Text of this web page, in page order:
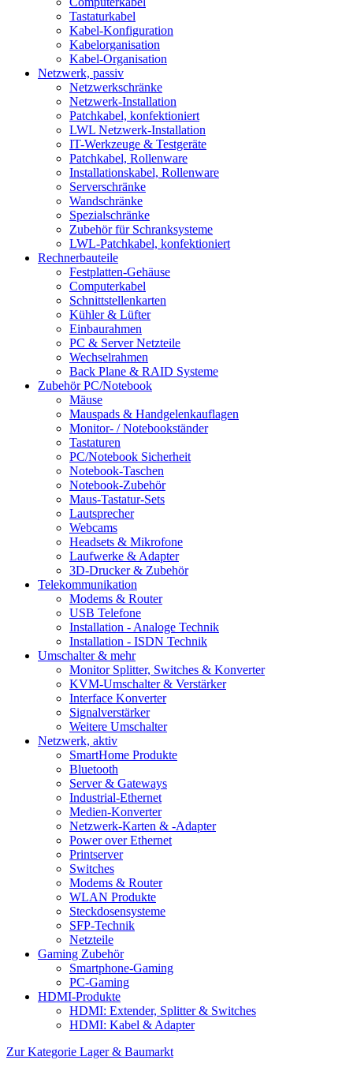
Tastaturkabel
Kabel-Konfiguration
Kabelorganisation
Kabel-Organisation
Netzwerk, passiv
Netzwerkschränke
Netzwerk-Installation
Patchkabel, konfektioniert
LWL Netzwerk-Installation
IT-Werkzeuge & Testgeräte
Patchkabel, Rollenware
Installationskabel, Rollenware
Serverschränke
Wandschränke
Spezialschränke
Zubehör für Schranksysteme
LWL-Patchkabel, konfektioniert
Rechnerbauteile
Festplatten-Gehäuse
Computerkabel
Schnittstellenkarten
Kühler & Lüfter
Einbaurahmen
PC & Server Netzteile
Wechselrahmen
Back Plane & RAID Systeme
Zubehör PC/Notebook
Mäuse
Mauspads & Handgelenkauflagen
Monitor- / Notebookständer
Tastaturen
PC/Notebook Sicherheit
Notebook-Taschen
Notebook-Zubehör
Maus-Tastatur-Sets
Lautsprecher
Webcams
Headsets & Mikrofone
Laufwerke & Adapter
3D-Drucker & Zubehör
Telekommunikation
Modems & Router
USB Telefone
Installation - Analoge Technik
Installation - ISDN Technik
Umschalter & mehr
Monitor Splitter, Switches & Konverter
KVM-Umschalter & Verstärker
Interface Konverter
Signalverstärker
Weitere Umschalter
Netzwerk, aktiv
SmartHome Produkte
Bluetooth
Server & Gateways
Industrial-Ethernet
Medien-Konverter
Netzwerk-Karten & -Adapter
Power over Ethernet
Printserver
Switches
Modems & Router
WLAN Produkte
Steckdosensysteme
SFP-Technik
Netzteile
Gaming Zubehör
Smartphone-Gaming
PC-Gaming
HDMI-Produkte
HDMI: Extender, Splitter & Switches
HDMI: Kabel & Adapter
Zur Kategorie Lager & Baumarkt